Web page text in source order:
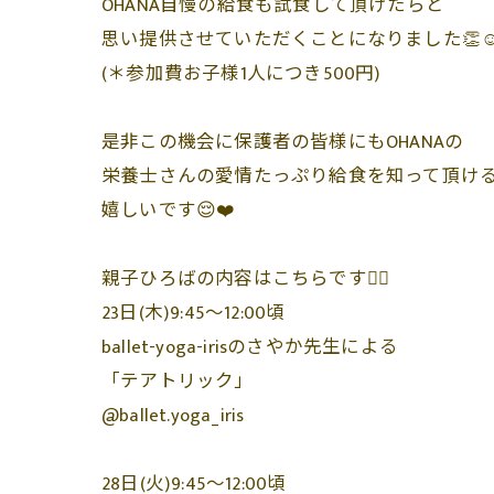
思い提供させていただくことになりました
(＊参加費お子様1人につき500円)
是非この機会に保護者の皆様にもOHANAの
栄養士さんの愛情たっぷり給食を知って頂け
嬉しいです😌❤️
親子ひろばの内容はこちらです💁‍♀️
23日(木)9:45〜12:00頃
ballet-yoga-irisのさやか先生による
「テアトリック」
@ballet.yoga_iris
28日(火)9:45〜12:00頃